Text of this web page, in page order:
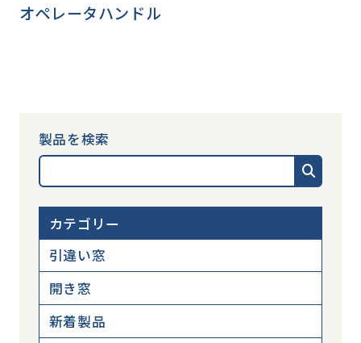
オペレータハンドル
製品を検索
カテゴリー
引違い窓
開き窓
新着製品